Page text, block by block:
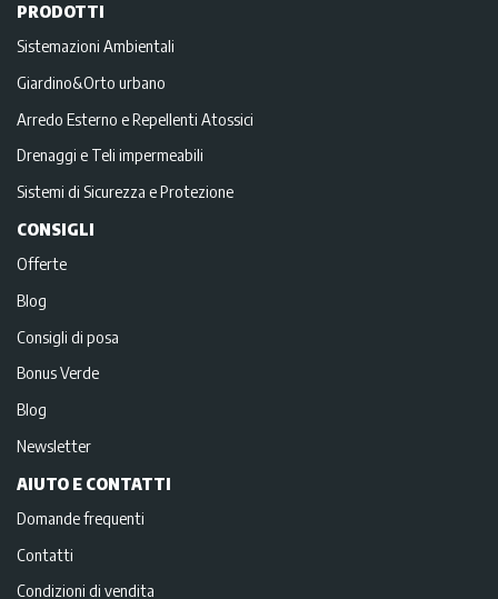
PRODOTTI
Sistemazioni Ambientali
Giardino&Orto urbano
Arredo Esterno e Repellenti Atossici
Drenaggi e Teli impermeabili
Sistemi di Sicurezza e Protezione
CONSIGLI
Offerte
Blog
Consigli di posa
Bonus Verde
Blog
Newsletter
AIUTO E CONTATTI
Domande frequenti
Contatti
Condizioni di vendita